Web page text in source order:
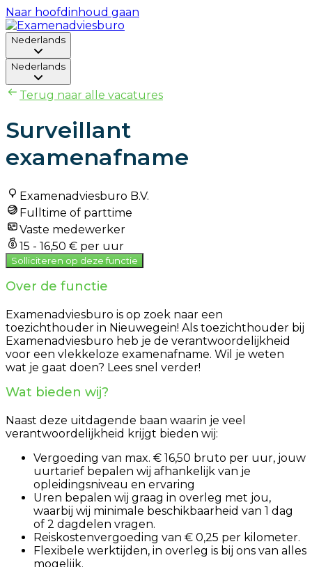
Naar hoofdinhoud gaan
Nederlands
Nederlands
Terug naar alle vacatures
Surveillant
examenafname
Examenadviesburo B.V.
Fulltime of parttime
Vaste medewerker
15 - 16,50 € per uur
Solliciteren op deze functie
Over de functie
Examenadviesburo is op zoek naar een
toezichthouder in Nieuwegein! Als toezichthouder bij
Examenadviesburo heb je de verantwoordelijkheid
voor een vlekkeloze examenafname. Wil je weten
wat je gaat doen? Lees snel verder!
Wat bieden wij?
Naast deze uitdagende baan waarin je veel
verantwoordelijkheid krijgt bieden wij:
Vergoeding van max. € 16,50 bruto per uur, jouw
uurtarief bepalen wij afhankelijk van je
opleidingsniveau en ervaring
Uren bepalen wij graag in overleg met jou,
waarbij wij minimale beschikbaarheid van 1 dag
of 2 dagdelen vragen.
Reiskostenvergoeding van € 0,25 per kilometer.
Flexibele werktijden, in overleg is bij ons van alles
mogelijk.